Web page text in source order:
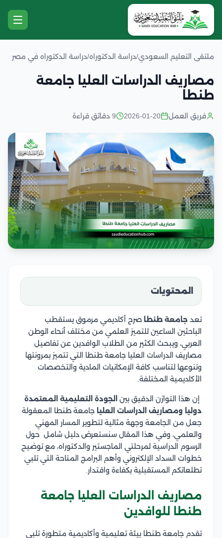
ملتقى التعليم السعودي/دراسة الدكتوراه/دراسة الدكتوراه في مصر
مصاريف الدراسات العليا جامعة
طنطا
فريق العمل 2026-01-20 9 دقائق قراءة
المحتويات
تعد جامعة طنطا صرح أكاديمي مرموق يستقطب
الباحثين الساعين للتميز العلمي من مختلف أنحاء الوطن
العربي، ويبحث الكثير من الطلاب الوافدين عن تفاصيل
مصاريف الدراسات العليا جامعة طنطا التي تتميز بمرونتها
وتنوعها لتناسب كافة الإمكانيات المادية والتخصصات
الأكاديمية المختلفة.
إن هذا التوازن الدقيق بين الجودة التعليمية المعتمدة
دوليا ومصاريف الدراسات العليا جامعة طنطا المعقولة
جعل من الجامعة وجهة مثالية لتطوير المسار المهني
والعلمي، وفي هذا المقال سنستعرض دليل شامل حول
الرسوم الدراسية لمرحلتي الماجستير والدكتوراه، مع توضيح
خطوات السداد الإلكتروني وأهم البرامج المتاحة التي تلبي
تطلعاتكم المستقبلية بكفاءة واقتدار.
مصاريف الدراسات العليا جامعة
طنطا للوافدين
تقدم جامعة طنطا بيئة تعليمية وأكاديمية متطورة تلبي